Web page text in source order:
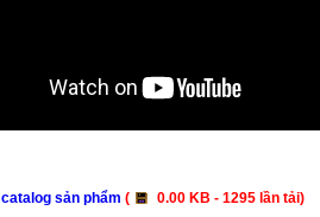
sản phẩm (
0.00 KB - 1295 lần tải)